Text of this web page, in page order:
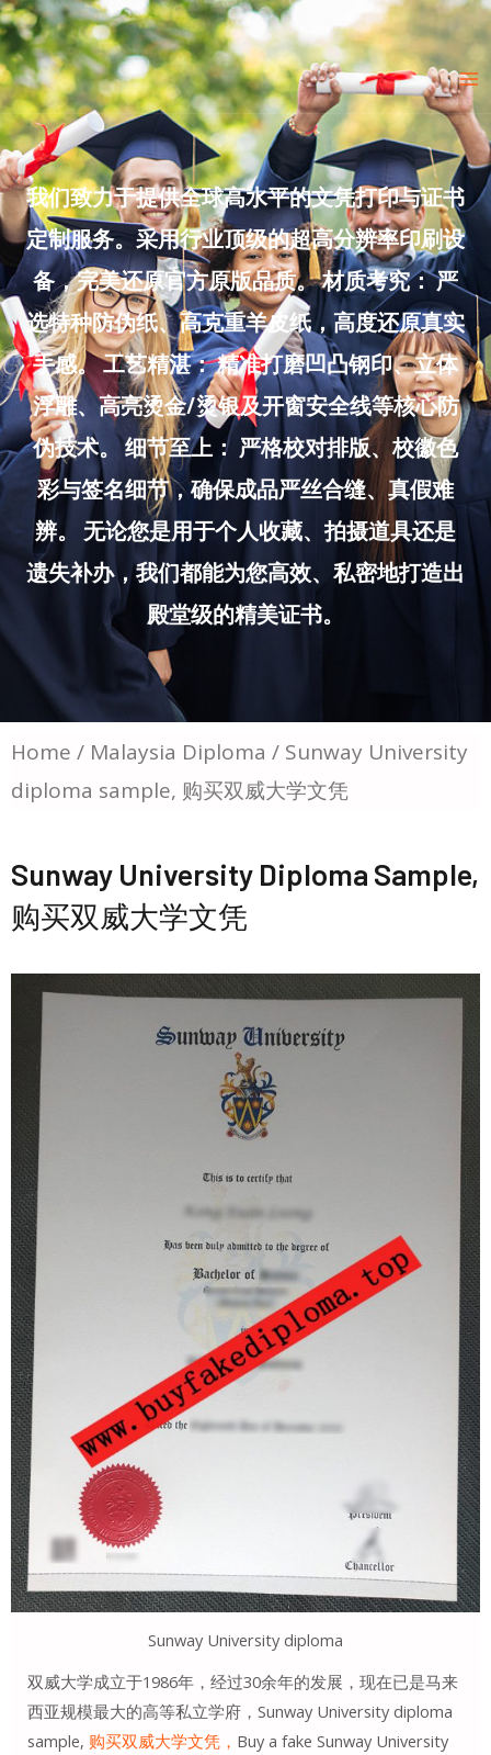
Skip
to
content
我们致力于提供全球高水平的文凭打印与证书
定制服务。采用行业顶级的超高分辨率印刷设
备，完美还原官方原版品质。 材质考究： 严
选特种防伪纸、高克重羊皮纸，高度还原真实
手感。 工艺精湛： 精准打磨凹凸钢印、立体
浮雕、高亮烫金/烫银及开窗安全线等核心防
伪技术。 细节至上： 严格校对排版、校徽色
彩与签名细节，确保成品严丝合缝、真假难
辨。 无论您是用于个人收藏、拍摄道具还是
遗失补办，我们都能为您高效、私密地打造出
殿堂级的精美证书。
Home / Malaysia Diploma / Sunway University
diploma sample, 购买双威大学文凭
Sunway University Diploma Sample,
购买双威大学文凭
Sunway University diploma
双威大学成立于1986年，经过30余年的发展，现在已是马来
西亚规模最大的高等私立学府，Sunway University diploma
sample, 购买双威大学文凭， Buy a fake Sunway University